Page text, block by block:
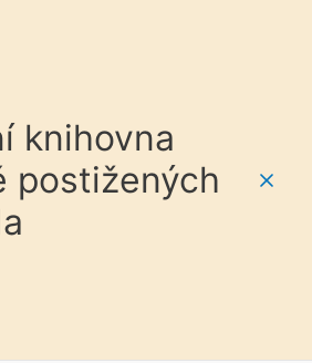
knihovna
postižených